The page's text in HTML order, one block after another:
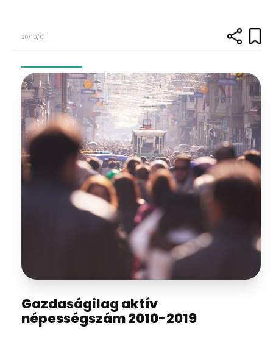
20/10/01
Gazdaságilag aktív
népességszám 2010-2019